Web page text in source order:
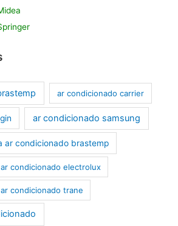
ar condicionado carrier
ar condicionado samsung
ar condicionado brastemp
condicionado electrolux
condicionado trane